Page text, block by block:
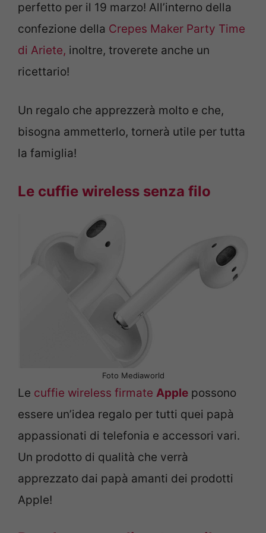
perfetto per il 19 marzo! All’interno della
confezione della Crepes Maker Party Time
di Ariete, inoltre, troverete anche un
ricettario!
Un regalo che apprezzerà molto e che,
bisogna ammetterlo, tornerà utile per tutta
la famiglia!
Le cuffie wireless senza filo
Foto Mediaworld
Le cuffie wireless firmate Apple possono
essere un’idea regalo per tutti quei papà
appassionati di telefonia e accessori vari.
Un prodotto di qualità che verrà
apprezzato dai papà amanti dei prodotti
Apple!